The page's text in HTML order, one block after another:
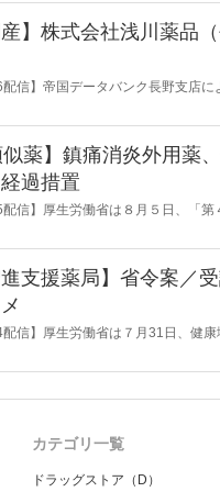
産】株式会社浅川薬品
配信】帝国データバンク長野支店
申請の準備に入った。
似薬】鎮痛消炎外用薬
過措置
配信】厚生労働省は８月５日、「
。「中間とりまとめ（案）」を
進支援薬局】省令案／
配信】厚生労働省は７月31日、健
を行った後に、当該医療機関や
カテゴリ一覧
ドラッグストア（D）